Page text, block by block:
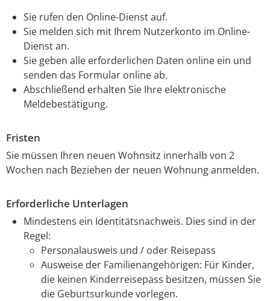
Sie rufen den Online-Dienst auf.
Sie melden sich mit Ihrem Nutzerkonto im Online-
Dienst an.
Sie geben alle erforderlichen Daten online ein und
senden das Formular online ab.
Abschließend erhalten Sie Ihre elektronische
Meldebestätigung.
Fristen
Sie müssen Ihren neuen Wohnsitz innerhalb von 2
Wochen nach Beziehen der neuen Wohnung anmelden.
Erforderliche Unterlagen
Mindestens ein Identitätsnachweis. Dies sind in der
Regel:
Personalausweis und / oder Reisepass
Ausweise der Familienangehörigen: Für Kinder,
die keinen Kinderreisepass besitzen, müssen Sie
die Geburtsurkunde vorlegen.